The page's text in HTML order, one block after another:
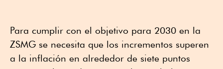
Para cumplir con el objetivo para 2030 en la
ZSMG se necesita que los incrementos superen
a la inflación en alrededor de siete puntos